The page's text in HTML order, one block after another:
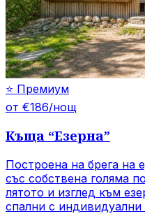
⭐ Премиум
от €186/нощ
Къща “Езерна”
Построена на брега на
със собствена голяма
лятото и изглед към
спални с